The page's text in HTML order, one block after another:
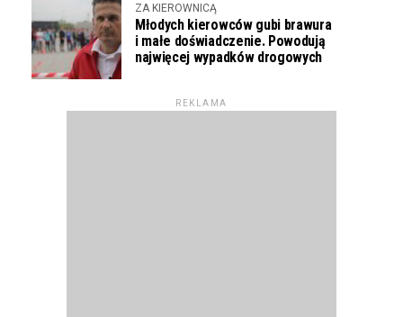
ZA KIEROWNICĄ
Młodych kierowców gubi brawura
i małe doświadczenie. Powodują
najwięcej wypadków drogowych
REKLAMA